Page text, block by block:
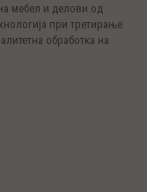
мебел и делови од
при третирање
обработка на